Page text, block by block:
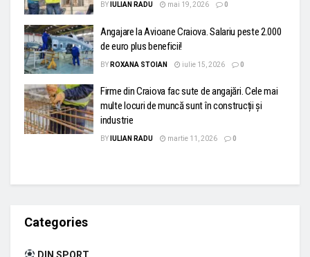
BY IULIAN RADU mai 19, 2026 0
Angajare la Avioane Craiova. Salariu peste 2.000
de euro plus beneficii!
BY ROXANA STOIAN iulie 15, 2026 0
Firme din Craiova fac sute de angajări. Cele mai
multe locuri de muncă sunt în construcții și
industrie
BY IULIAN RADU martie 11, 2026 0
Categories